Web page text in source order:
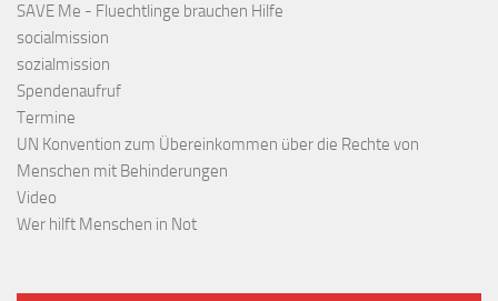
SAVE Me - Fluechtlinge brauchen Hilfe
socialmission
sozialmission
Spendenaufruf
Termine
UN Konvention zum Übereinkommen über die Rechte von
Menschen mit Behinderungen
Video
Wer hilft Menschen in Not